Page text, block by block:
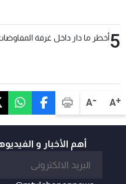
A+
A-
5أخطر ما دار داخل غرفة
أهم الأخبار و